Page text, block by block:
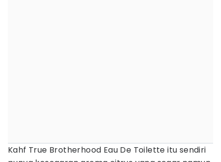
Kahf True Brotherhood Eau De Toilette itu sendiri